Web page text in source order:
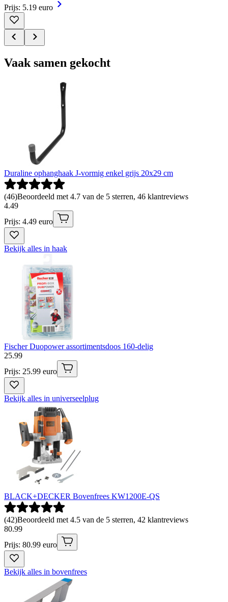
Prijs: 5.19 euro
Vaak samen gekocht
Duraline ophanghaak J-vormig enkel grijs 20x29 cm
(46)Beoordeeld met 4.7 van de 5 sterren, 46 klantreviews
4.49
Prijs: 4.49 euro
Bekijk alles in haak
Fischer Duopower assortimentsdoos 160-delig
25.99
Prijs: 25.99 euro
Bekijk alles in universeelplug
BLACK+DECKER Bovenfrees KW1200E-QS
(42)Beoordeeld met 4.5 van de 5 sterren, 42 klantreviews
80.99
Prijs: 80.99 euro
Bekijk alles in bovenfrees